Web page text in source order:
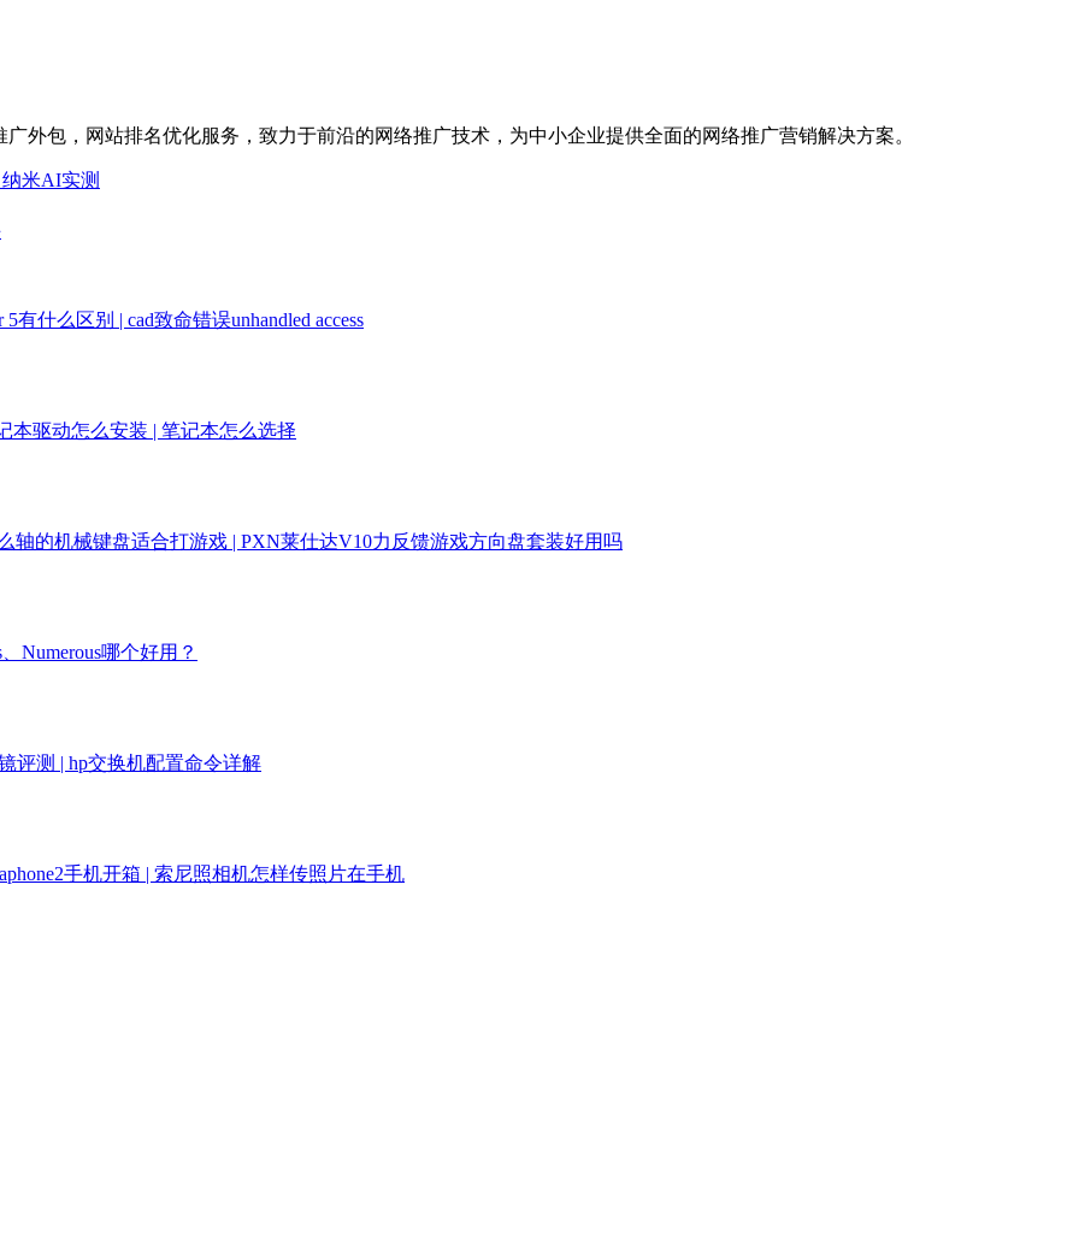
外包，网站排名优化服务，致力于前沿的网络推广技术，为中小企业提供全面的网络推广营销解决方案。
米AI实测